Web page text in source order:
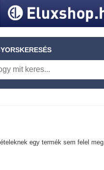
egy termék sem felel meg.